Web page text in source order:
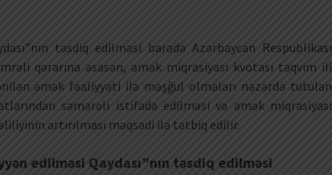
təsdiq edilməsi barədə Azərbaycan Respublikası
qərarına əsasən, əmək miqrasiyası kvotası təqvim ili
əmək fəaliyyəti ilə məşğul olmaları nəzərdə tutulan
səmərəli istifadə edilməsi və əmək miqrasiyası
artırılması məqsədi ilə tətbiq edilir.
edilməsi Qaydası”nın təsdiq edilməsi